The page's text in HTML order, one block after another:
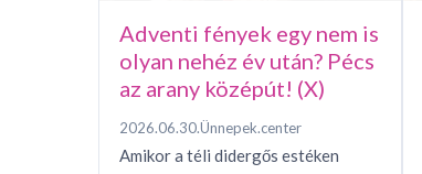
Adventi fények egy nem is
olyan nehéz év után? Pécs
az arany középút! (X)
2026.06.30.Ünnepek.center
Amikor a téli didergős estéken